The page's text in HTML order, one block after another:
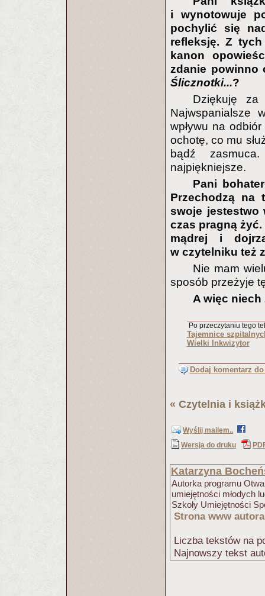
i wynotowuje
pochylić się
refleksję. Z
kanon
zdanie powinno
Ślicznotki...?
Dziękuję
Najwspanialsze
wpływu na
ochotę, co mu
bądź
najpiękniejsze.
Pani
Przechodzą na
swoje jestestwo
czas pragną
mądrej i
w czytelniku też
Nie mam
sposób przeżyje
A więc niech
Po przeczytaniu tego
Tajemnice
Wielki Inkwizytor
Dodaj komentarz
« Czytelnia i
Wyślij mailem..
Wersja do druku
Katarzyna
Autorka programu
umiejętności młodych
Szkoły Umiejętności
Strona www autora
Liczba tekstów na
Najnowszy tekst